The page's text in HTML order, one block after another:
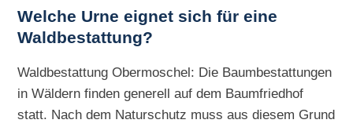
Welche Urne eignet sich für eine
Waldbestattung?
Waldbestattung Obermoschel: Die Baumbestattungen
in Wäldern finden generell auf dem Baumfriedhof
statt. Nach dem Naturschutz muss aus diesem Grund